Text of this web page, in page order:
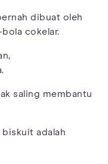
dibuat oleh
bola cokelar.
saling membantu
adalah